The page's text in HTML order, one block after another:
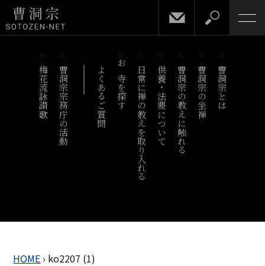
梅花流詠讃歌 曹洞宗宗務庁の活動 よくあるご質問 お寺を探す 日常に禅の教えを取り入れる供養・法要について曹洞宗の教えに触れる 曹洞宗の坐禅 曹洞宗とは
HOME › ko2207 (1)